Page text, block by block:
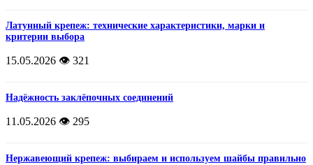
Латунный крепеж: технические характеристики, марки и
критерии выбора
15.05.2026 👁️ 321
Надёжность заклёпочных соединений
11.05.2026 👁️ 295
Нержавеющий крепеж: выбираем и используем шайбы правильно